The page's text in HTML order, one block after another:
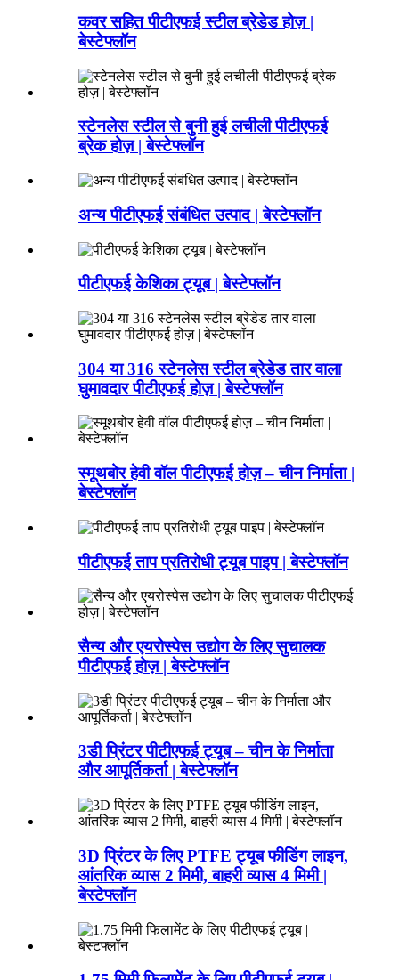
कवर सहित पीटीएफई स्टील ब्रेडेड होज़ |
बेस्टेफ्लॉन
स्टेनलेस स्टील से बुनी हुई लचीली पीटीएफई
ब्रेक होज़ | बेस्टेफ्लॉन
अन्य पीटीएफई संबंधित उत्पाद | बेस्टेफ्लॉन
पीटीएफई केशिका ट्यूब | बेस्टेफ्लॉन
304 या 316 स्टेनलेस स्टील ब्रेडेड तार वाला
घुमावदार पीटीएफई होज़ | बेस्टेफ्लॉन
स्मूथबोर हेवी वॉल पीटीएफई होज़ – चीन निर्माता |
बेस्टेफ्लॉन
पीटीएफई ताप प्रतिरोधी ट्यूब पाइप | बेस्टेफ्लॉन
सैन्य और एयरोस्पेस उद्योग के लिए सुचालक
पीटीएफई होज़ | बेस्टेफ्लॉन
3डी प्रिंटर पीटीएफई ट्यूब – चीन के निर्माता
और आपूर्तिकर्ता | बेस्टेफ्लॉन
3D प्रिंटर के लिए PTFE ट्यूब फीडिंग लाइन,
आंतरिक व्यास 2 मिमी, बाहरी व्यास 4 मिमी |
बेस्टेफ्लॉन